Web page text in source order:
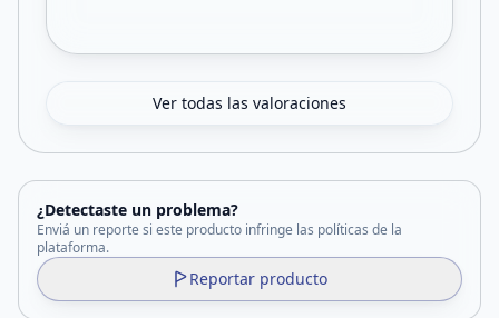
Ver todas las valoraciones
¿Detectaste un problema?
Enviá un reporte si este producto infringe las políticas de la
plataforma.
Reportar producto